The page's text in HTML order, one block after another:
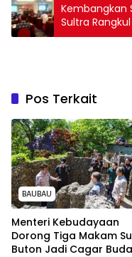
Kembangkan
Sultra
Pos Terkait
BAUBAU
Menteri Kebudayaan
Dorong Tiga Makam
Buton Jadi Cagar